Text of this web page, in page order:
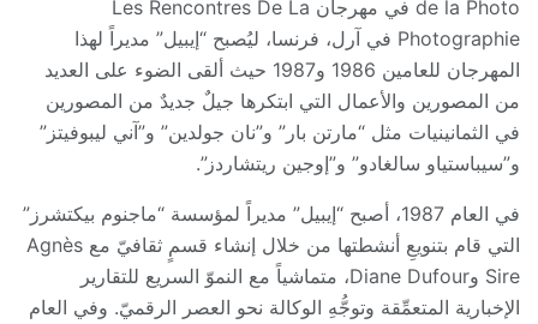
de la Photo في مهرجان Les Rencontres De La
Photographie في آرل، فرنسا، ليُصبح “إيبيل” مديراً لهذا
المهرجان للعامين 1986 و1987 حيث ألقى الضوء على العديد
من المصورين والأعمال التي ابتكرها جيلٌ جديدٌ من المصورين
في الثمانينيات مثل “مارتن بار” و”نان جولدين” و”آني ليبوفيتز”
و”سيباستياو سالغادو” و”إوجين ريتشاردز”.
في العام 1987، أصبح “إيبيل” مديراً لمؤسسة “ماجنوم بيكتشرز”
التي قام بتنويعِ أنشطتها من خلال إنشاء قسمٍ ثقافيّ مع Agnès
Sire وDiane Dufour، متماشياً مع النموّ السريع للتقارير
الإخبارية المتعمِّقة وتوجُّهِ الوكالة نحو العصر الرقميّ. وفي العام